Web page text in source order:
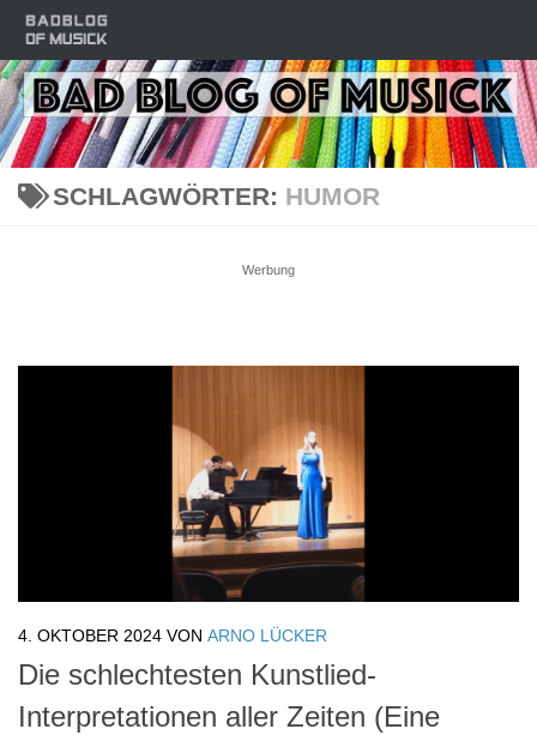
Zum Inhalt springen
SCHLAGWÖRTER: HUMOR
Werbung
4. OKTOBER 2024 VON ARNO LÜCKER
Die schlechtesten Kunstlied-
Interpretationen aller Zeiten (Eine